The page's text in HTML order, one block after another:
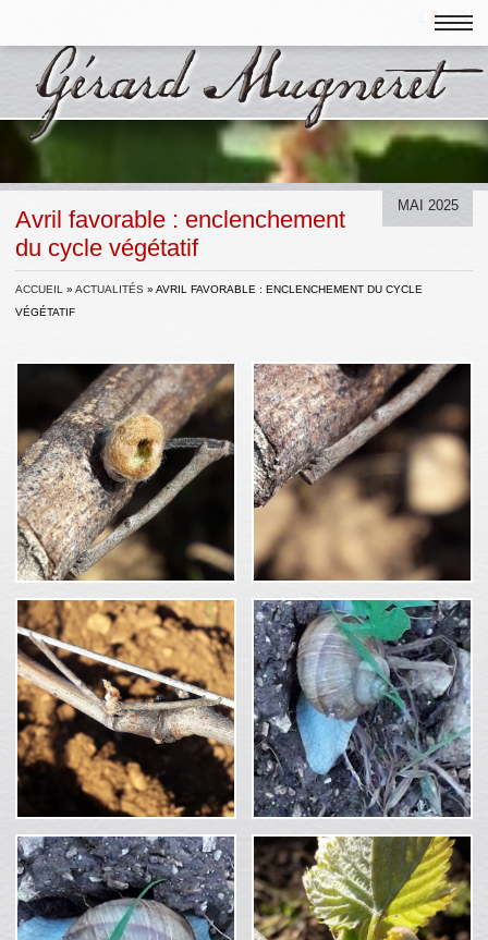
MAI 2025
Avril favorable : enclenchement
du cycle végétatif
ACCUEIL » ACTUALITÉS » AVRIL FAVORABLE : ENCLENCHEMENT DU CYCLE
VÉGÉTATIF